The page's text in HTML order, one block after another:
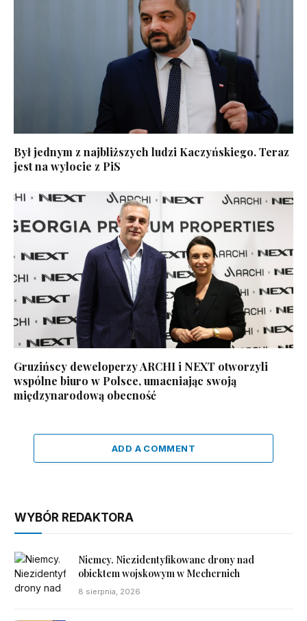
Był jednym z najbliższych ludzi Kaczyńskiego. Teraz
jest na wylocie z PiS
Gruzińscy deweloperzy ARCHI i NEXT otworzyli
wspólne biuro w Polsce, umacniając swoją
międzynarodową obecność
ADD A COMMENT
WYBÓR REDAKTORA
Niemcy. Niezidentyfikowane drony nad
obiektem wojskowym w Mechernich
8 sierpnia, 2026